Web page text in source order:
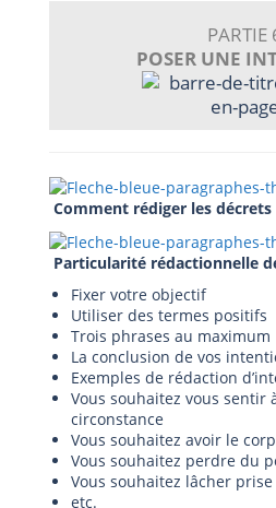
PARTIE
POSER UNE
Comment rédiger les décrets
Particularité rédactionnelle
Fixer votre objectif
Utiliser des termes positifs
Trois phrases au maximum
La conclusion de vos
Exemples de rédaction
Vous souhaitez vous sentir
circonstance
Vous souhaitez avoir le
Vous souhaitez perdre du
Vous souhaitez lâcher prise
etc.